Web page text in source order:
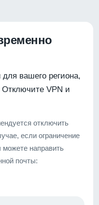
вашего региона,
VPN и
отключить
если ограничение
направить
почты: